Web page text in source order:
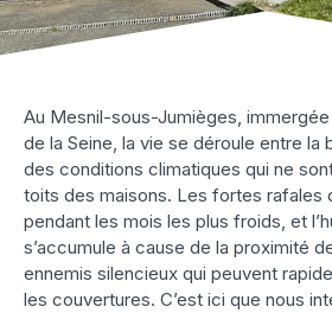
Au Mesnil-sous-Jumièges,
de la Seine, la vie se déroule entre la
des conditions climatiques qui ne
toits des maisons. Les fortes rafales
pendant les mois les plus froids, et
s’accumule à cause de la proximité
ennemis silencieux qui peuvent
les couvertures. C’est ici que nous